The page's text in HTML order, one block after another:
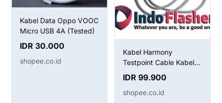
Kabel Data Oppo VOOC
Micro USB 4A (Tested)
IDR 30.000
shopee.co.id
Kabel Harmony
Testpoint Cable Kabel
Boot Huawei
IDR 99.900
shopee.co.id